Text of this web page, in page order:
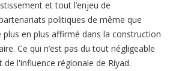
et tout l’enjeu de
politiques de même que
en plus affirmé dans la construction
Ce qui n’est pas du tout négligeable
l'influence régionale de Riyad.